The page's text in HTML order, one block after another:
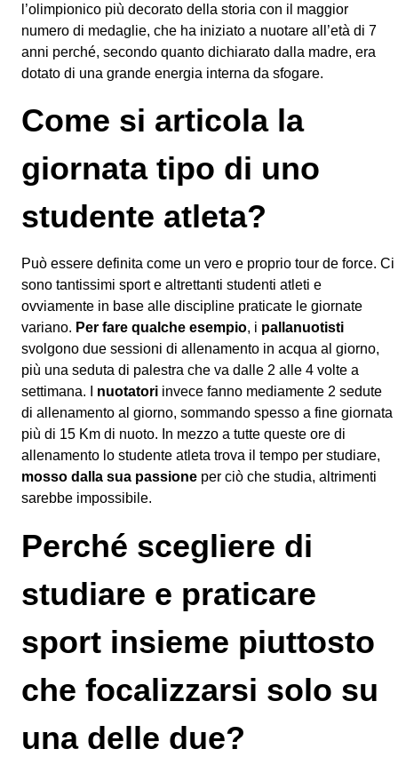
l’olimpionico più decorato della storia con il maggior
numero di medaglie, che ha iniziato a nuotare all’età di 7
anni perché, secondo quanto dichiarato dalla madre, era
dotato di una grande energia interna da sfogare.
Come si articola la
giornata tipo di uno
studente atleta?
Può essere definita come un vero e proprio tour de force. Ci
sono tantissimi sport e altrettanti studenti atleti e
ovviamente in base alle discipline praticate le giornate
variano. Per fare qualche esempio, i pallanuotisti
svolgono due sessioni di allenamento in acqua al giorno,
più una seduta di palestra che va dalle 2 alle 4 volte a
settimana. I nuotatori invece fanno mediamente 2 sedute
di allenamento al giorno, sommando spesso a fine giornata
più di 15 Km di nuoto. In mezzo a tutte queste ore di
allenamento lo studente atleta trova il tempo per studiare,
mosso dalla sua passione per ciò che studia, altrimenti
sarebbe impossibile.
Perché scegliere di
studiare e praticare
sport insieme piuttosto
che focalizzarsi solo su
una delle due?